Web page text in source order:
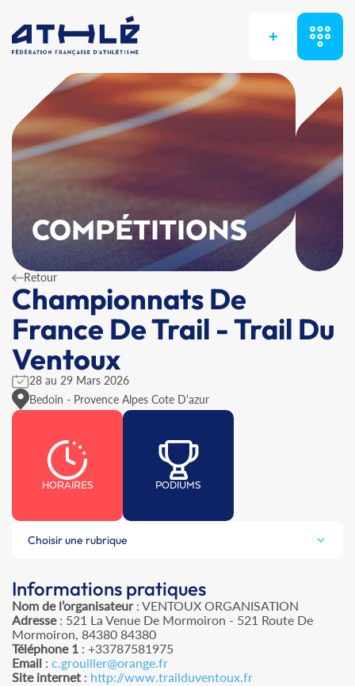
+
COMPÉTITIONS
Retour
Championnats De
France De Trail - Trail Du
Ventoux
28 au 29 Mars 2026
Bedoin - Provence Alpes Cote D'azur
HORAIRES PODIUMS
Choisir une rubrique
Informations pratiques
Nom de l’organisateur: VENTOUX ORGANISATION
Adresse: 521 La Venue De Mormoiron - 521 Route De
Mormoiron, 84380 84380
Téléphone 1 : +33787581975
Email : c.grouiller@orange.fr
Site internet : http://www.trailduventoux.fr